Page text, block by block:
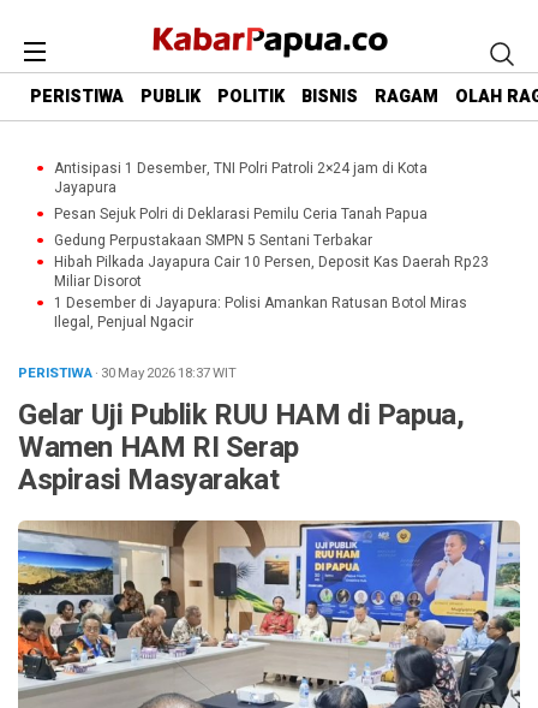
PERISTIWA PUBLIK POLITIK BISNIS RAGAM OLAH
Antisipasi 1 Desember, TNI Polri Patroli 2×24 jam di Kota
Jayapura
Pesan Sejuk Polri di Deklarasi Pemilu Ceria Tanah Papua
Gedung Perpustakaan SMPN 5 Sentani Terbakar
Hibah Pilkada Jayapura Cair 10 Persen, Deposit Kas Daerah Rp23
Miliar Disorot
1 Desember di Jayapura: Polisi Amankan Ratusan Botol Miras
Ilegal, Penjual Ngacir
PERISTIWA· 30 May 202618:37WIT
Gelar Uji Publik RUU HAM di Papua,
Wamen HAM RI Serap
Aspirasi Masyarakat